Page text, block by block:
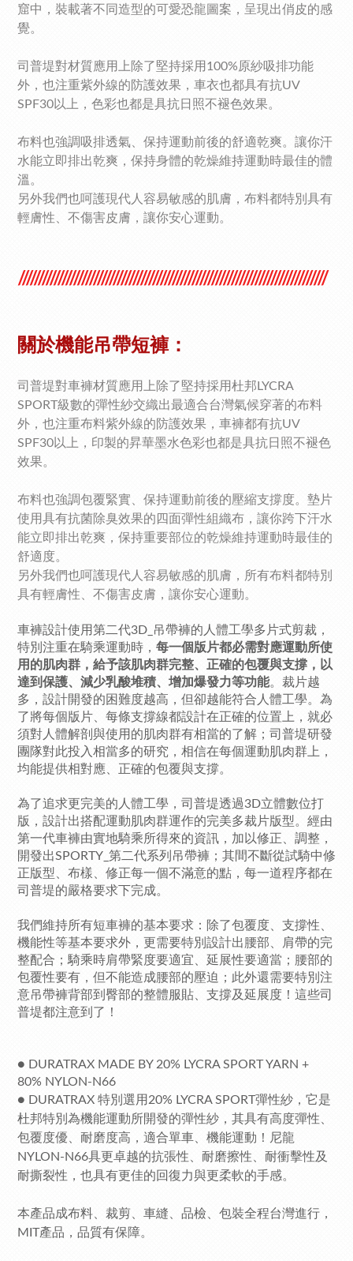
窟中，裝載著不同造型的可愛恐龍圖案，呈現出俏皮的感
覺。
司普堤對材質應用上除了堅持採用100%原紗吸排功能
外，也注重紫外線的防護效果，車衣也都具有抗UV
SPF30以上，色彩也都是具抗日照不褪色效果。
布料也強調吸排透氣、保持運動前後的舒適乾爽。讓你汗
水能立即排出乾爽，保持身體的乾燥維持運動時最佳的體
溫。
另外我們也呵護現代人容易敏感的肌膚，布料都特別具有
輕膚性、不傷害皮膚，讓你安心運動。
//////////////////////////////////////////////////////////////////////////////
關於機能吊帶短褲：
司普堤對車褲材質應用上除了堅持採用杜邦LYCRA
SPORT級數的彈性紗交織出最適合台灣氣候穿著的布料
外，也注重布料紫外線的防護效果，車褲都有抗UV
SPF30以上，印製的昇華墨水色彩也都是具抗日照不褪色
效果。
布料也強調包覆緊實、保持運動前後的壓縮支撐度。墊片
使用具有抗菌除臭效果的四面彈性組織布，讓你跨下汗水
能立即排出乾爽，保持重要部位的乾燥維持運動時最佳的
舒適度。
另外我們也呵護現代人容易敏感的肌膚，所有布料都特別
具有輕膚性、不傷害皮膚，讓你安心運動。
車褲設計使用第二代3D_吊帶褲的人體工學多片式剪裁，
特別注重在騎乘運動時， 每一個版片都必需對應運動所使
用的肌肉群，給予該肌肉群完整、正確的包覆與支撐，以
達到保護、減少乳酸堆積、增加爆發力等功能。裁片越
多，設計開發的困難度越高，但卻越能符合人體工學。為
了將每個版片、每條支撐線都設計在正確的位置上，就必
須對人體解剖與使用的肌肉群有相當的了解；司普堤研發
團隊對此投入相當多的研究，相信在每個運動肌肉群上，
均能提供相對應、正確的包覆與支撐。
為了追求更完美的人體工學，司普堤透過3D立體數位打
版，設計出搭配運動肌肉群運作的完美多裁片版型。經由
第一代車褲由實地騎乘所得來的資訊，加以修正、調整，
開發出SPORTY_第二代系列吊帶褲；其間不斷從試騎中修
正版型、布樣、修正每一個不滿意的點，每一道程序都在
司普堤的嚴格要求下完成。
我們維持所有短車褲的基本要求：除了包覆度、支撐性、
機能性等基本要求外，更需要特別設計出腰部、肩帶的完
整配合；騎乘時肩帶緊度要適宜、延展性要適當；腰部的
包覆性要有，但不能造成腰部的壓迫；此外還需要特別注
意吊帶褲背部到臀部的整體服貼、支撐及延展度！這些司
普堤都注意到了！
● DURATRAX MADE BY 20% LYCRA SPORT YARN +
80% NYLON-N66
● DURATRAX 特別選用20% LYCRA SPORT彈性紗，它是
杜邦特別為機能運動所開發的彈性紗，其具有高度彈性、
包覆度優、耐磨度高，適合單車、機能運動！尼龍
NYLON-N66具更卓越的抗張性、耐磨擦性、耐衝擊性及
耐撕裂性，也具有更佳的回復力與更柔軟的手感。
本產品成布料、裁剪、車縫、品檢、包裝全程台灣進行，
MIT產品，品質有保障。